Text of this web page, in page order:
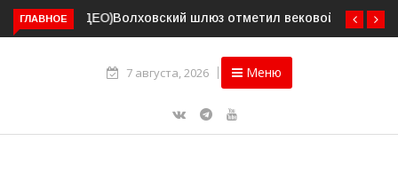
ГЛАВНОЕ Волховский шлюз отметил вековой юбилей
7 августа, 2026 Меню